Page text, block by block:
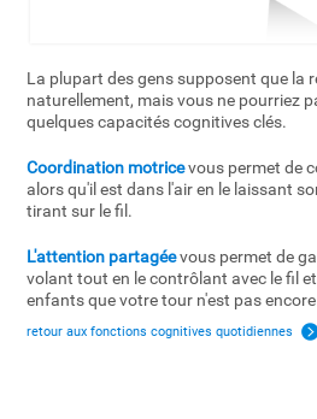
La plupart des gens supposent que la
naturellement, mais vous ne pourriez
quelques capacités cognitives clés.
Coordination motricevous permet de
alors qu'il est dans l'air en le laissant
tirant sur le fil.
L'attention partagéevous permet de
volant tout en le contrôlant avec le fil
enfants que votre tour n'est pas
retour aux fonctions cognitives quotidiennes